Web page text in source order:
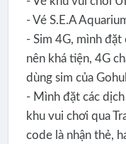
- Vé S.E.A
- Sim 4G, mình đặt
nên khá tiện, 4G
dùng sim của
- Mình đặt các
khu vui chơi qua
code là nhận thẻ,